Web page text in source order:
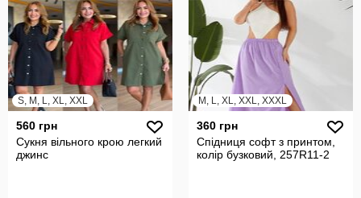
S, M, L, XL, XXL
560 грн
Сукня вільного крою легкий
джинс
M, L, XL, XXL, XXXL
360 грн
Спідниця софт з принтом,
колір бузковий, 257R11-2